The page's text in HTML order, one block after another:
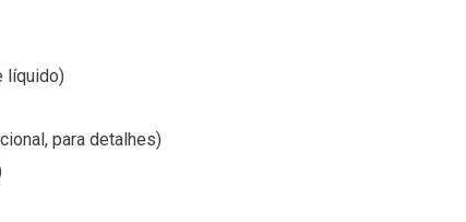
líquido)
para detalhes)